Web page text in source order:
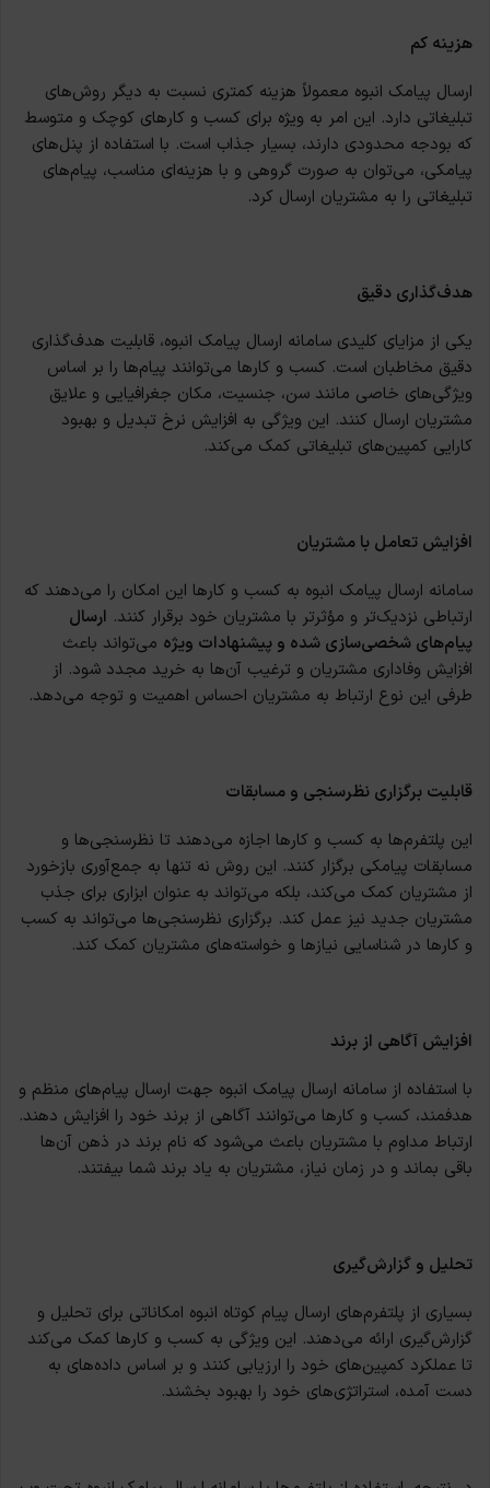
هزینه کم
ارسال پیامک انبوه معمولاً هزینه کمتری نسبت به دیگر روش‌های
تبلیغاتی دارد. این امر به ویژه برای کسب و کارهای کوچک و متوسط
که بودجه محدودی دارند، بسیار جذاب است. با استفاده از پنل‌های
پیامکی، می‌توان به صورت گروهی و با هزینه‌ای مناسب، پیام‌های
تبلیغاتی را به مشتریان ارسال کرد.
هدف‌گذاری دقیق
یکی از مزایای کلیدی سامانه‌ ارسال پیامک انبوه، قابلیت هدف‌گذاری
دقیق مخاطبان است. کسب و کارها می‌توانند پیام‌ها را بر اساس
ویژگی‌های خاصی مانند سن، جنسیت، مکان جغرافیایی و علایق
مشتریان ارسال کنند. این ویژگی به افزایش نرخ تبدیل و بهبود
کارایی کمپین‌های تبلیغاتی کمک می‌کند.
افزایش تعامل با مشتریان
سامانه ارسال پیامک انبوه به کسب و کارها این امکان را می‌دهند که
ارتباطی نزدیک‌تر و مؤثرتر با مشتریان خود برقرار کنند. ارسال
پیام‌های شخصی‌سازی شده و پیشنهادات ویژه می‌تواند باعث
افزایش وفاداری مشتریان و ترغیب آن‌ها به خرید مجدد شود. از
طرفی این نوع ارتباط به مشتریان احساس اهمیت و توجه می‌دهد.
قابلیت برگزاری نظرسنجی و مسابقات
این پلتفرم‌ها به کسب و کارها اجازه می‌دهند تا نظرسنجی‌ها و
مسابقات پیامکی برگزار کنند. این روش نه تنها به جمع‌آوری بازخورد
از مشتریان کمک می‌کند، بلکه می‌تواند به عنوان ابزاری برای جذب
مشتریان جدید نیز عمل کند. برگزاری نظرسنجی‌ها می‌تواند به کسب
و کارها در شناسایی نیازها و خواسته‌های مشتریان کمک کند.
افزایش آگاهی از برند
با استفاده از سامانه‌ ارسال پیامک انبوه جهت ارسال پیام‌های منظم و
هدفمند، کسب و کارها می‌توانند آگاهی از برند خود را افزایش دهند.
ارتباط مداوم با مشتریان باعث می‌شود که نام برند در ذهن آن‌ها
باقی بماند و در زمان نیاز، مشتریان به یاد برند شما بیفتند.
تحلیل و گزارش‌گیری
بسیاری از پلتفرم‌های ارسال پیام کوتاه انبوه امکاناتی برای تحلیل و
گزارش‌گیری ارائه می‌دهند. این ویژگی به کسب و کارها کمک می‌کند
تا عملکرد کمپین‌های خود را ارزیابی کنند و بر اساس داده‌های به
دست آمده، استراتژی‌های خود را بهبود بخشند.